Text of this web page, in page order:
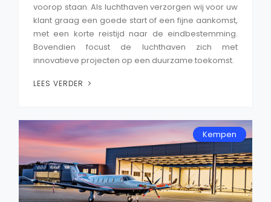
voorop staan. Als luchthaven verzorgen wij voor uw
klant graag een goede start of een fijne aankomst,
met een korte reistijd naar de eindbestemming.
Bovendien focust de luchthaven zich met
innovatieve projecten op een duurzame toekomst.
LEES VERDER
Kempen